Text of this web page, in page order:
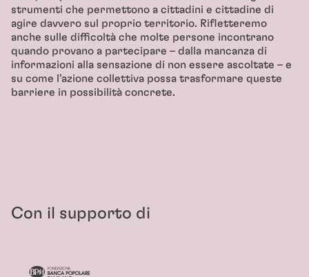
strumenti che permettono a cittadini e cittadine di
agire davvero sul proprio territorio. Rifletteremo
anche sulle difficoltà che molte persone incontrano
quando provano a partecipare – dalla mancanza di
informazioni alla sensazione di non essere ascoltate – e
su come l’azione collettiva possa trasformare queste
barriere in possibilità concrete.
Con il supporto di